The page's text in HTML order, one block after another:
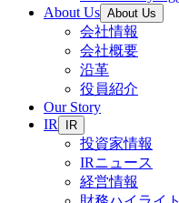
About Us About Us
会社情報
会社概要
沿革
役員紹介
Our Story
IR
IR
投資家情報
IRニュース
経営情報